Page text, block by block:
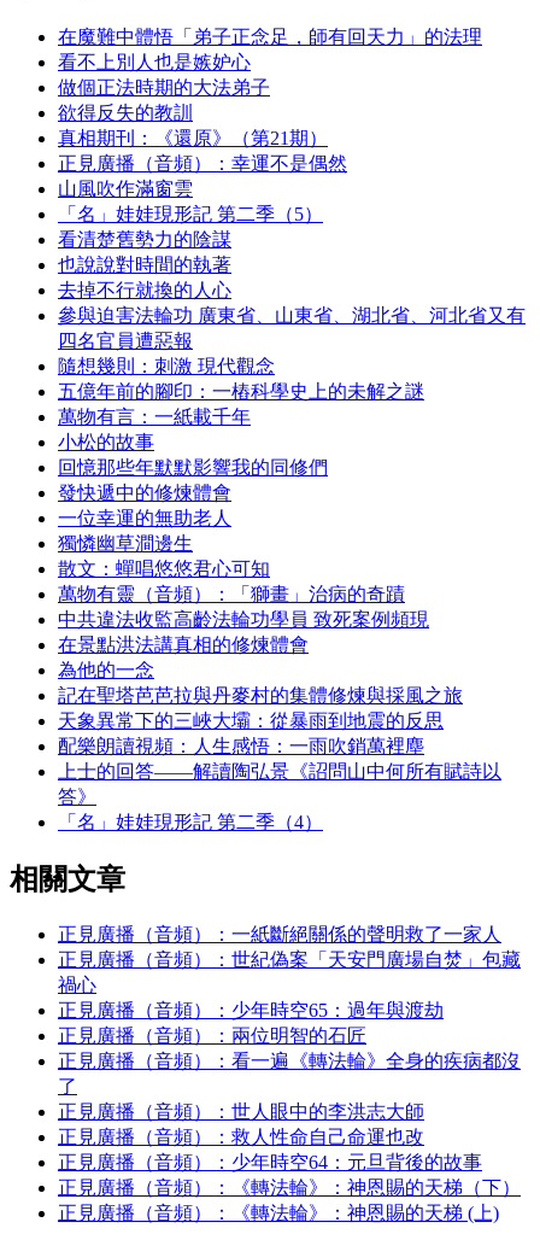
在魔難中體悟「弟子正念足，師有回天力」的法理
看不上別人也是嫉妒心
做個正法時期的大法弟子
欲得反失的教訓
真相期刊：《還原》（第21期）
正見廣播（音頻）：幸運不是偶然
山風吹作滿窗雲
「名」娃娃現形記 第二季（5）
看清楚舊勢力的陰謀
也說說對時間的執著
去掉不行就換的人心
參與迫害法輪功 廣東省、山東省、湖北省、河北省又有
四名官員遭惡報
隨想幾則：刺激 現代觀念
五億年前的腳印：一樁科學史上的未解之謎
萬物有言：一紙載千年
小松的故事
回憶那些年默默影響我的同修們
發快遞中的修煉體會
一位幸運的無助老人
獨憐幽草澗邊生
散文：蟬唱悠悠君心可知
萬物有靈（音頻）：「獅畫」治病的奇蹟
中共違法收監高齡法輪功學員 致死案例頻現
在景點洪法講真相的修煉體會
為他的一念
記在聖塔芭芭拉與丹麥村的集體修煉與採風之旅
天象異常下的三峽大壩：從暴雨到地震的反思
配樂朗讀視頻：人生感悟：一雨吹銷萬裡塵
上士的回答——解讀陶弘景《詔問山中何所有賦詩以
答》
「名」娃娃現形記 第二季（4）
相關文章
正見廣播（音頻）：一紙斷絕關係的聲明救了一家人
正見廣播（音頻）：世紀偽案「天安門廣場自焚」包藏
禍心
正見廣播（音頻）：少年時空65：過年與渡劫
正見廣播（音頻）：兩位明智的石匠
正見廣播（音頻）：看一遍《轉法輪》全身的疾病都沒
了
正見廣播（音頻）：世人眼中的李洪志大師
正見廣播（音頻）：救人性命自己命運也改
正見廣播（音頻）：少年時空64：元旦背後的故事
正見廣播（音頻）：《轉法輪》：神恩賜的天梯（下）
正見廣播（音頻）：《轉法輪》：神恩賜的天梯 (上)